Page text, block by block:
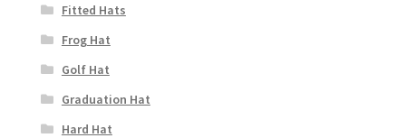
Fitted Hats
Frog Hat
Golf Hat
Graduation Hat
Hard Hat